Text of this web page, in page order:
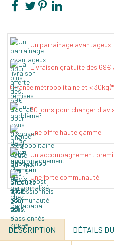
Un parrainage avantageux
Livraison gratuite dès 69€
(France métropolitaine et < 30kg)*
30 jours pour changer d'avis
Une offre haute gamme
Un accompagnement
Une forte communauté
DESCRIPTION DÉTAILS